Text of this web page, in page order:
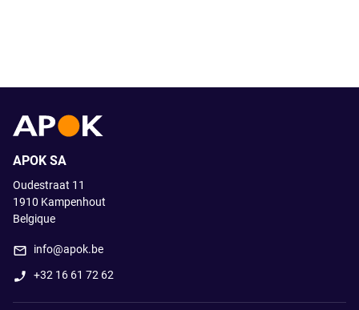
APOK SA
Oudestraat 11
1910 Kampenhout
Belgique
info@apok.be
+32 16 61 72 62